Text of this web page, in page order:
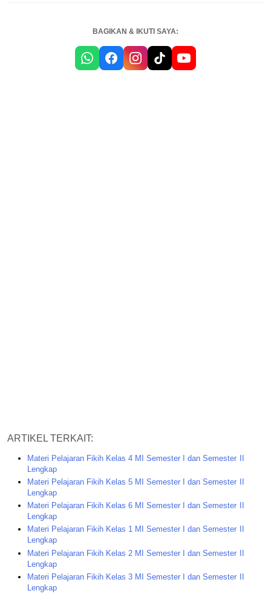
BAGIKAN & IKUTI SAYA:
ARTIKEL TERKAIT:
Materi Pelajaran Fikih Kelas 4 MI Semester I dan Semester II
Lengkap
Materi Pelajaran Fikih Kelas 5 MI Semester I dan Semester II
Lengkap
Materi Pelajaran Fikih Kelas 6 MI Semester I dan Semester II
Lengkap
Materi Pelajaran Fikih Kelas 1 MI Semester I dan Semester II
Lengkap
Materi Pelajaran Fikih Kelas 2 MI Semester I dan Semester II
Lengkap
Materi Pelajaran Fikih Kelas 3 MI Semester I dan Semester II
Lengkap